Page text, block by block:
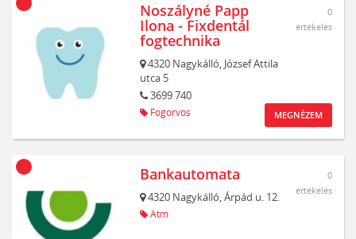
Noszályné Papp
Ilona - Fixdentál
fogtechnika
4320 Nagykálló, József Attila
utca 5
3699 740
Fogorvos
0
értékelés
MEGNÉZEM
Bankautomata
4320 Nagykálló,Árpád u. 12.
Atm
0
értékelés